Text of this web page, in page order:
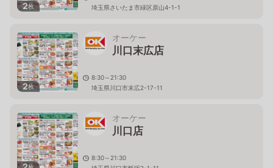
2枚
埼玉県さいたま市緑区原山4-1-1
2枚
オーケー
川口末広店
8:30～21:30
埼玉県川口市末広2-17-11
オーケー
川口店
8:30～21:30